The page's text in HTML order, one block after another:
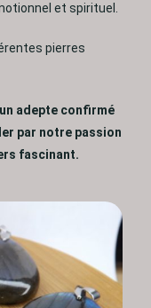
et spirituel.
pierres
adepte confirmé
par notre passion
fascinant.